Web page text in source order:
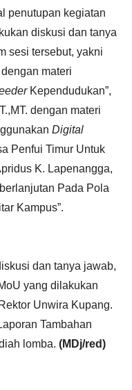
penutupan kegiatan
diskusi dan tanya
sesi tersebut, yakni
materi
Kependudukan”,
dengan materi
Digital
Penfui Timur Untuk
K. Lapenangga,
Pada Pola
Kampus”.
dan tanya jawab,
yang dilakukan
Unwira Kupang.
Tambahan
lomba. (MDj/red)